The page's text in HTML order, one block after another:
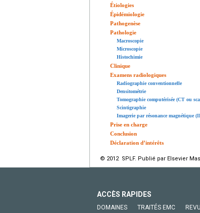
Étiologies
Épidémiologie
Pathogenèse
Pathologie
Macroscopie
Microscopie
Histochimie
Clinique
Examens radiologiques
Radiographie conventionnelle
Densitométrie
Tomographie computérisée (CT ou
Scintigraphie
Imagerie par résonance magnétique
Prise en charge
Conclusion
Déclaration d’intérêts
© 2012 SPLF. Publié par Elsevier
ACCÈS RAPIDES
DOMAINES TRAITÉS EMC